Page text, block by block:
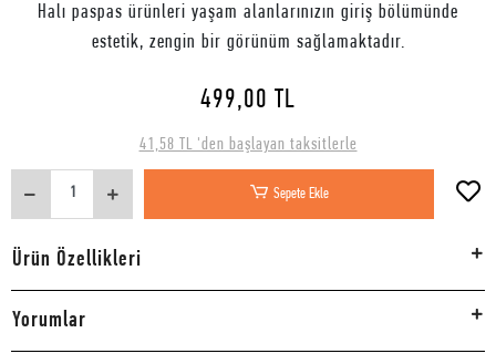
Halı paspas ürünleri yaşam alanlarınızın giriş bölümünde
estetik, zengin bir görünüm sağlamaktadır.
499,00 TL
41,58 TL 'den başlayan taksitlerle
Sepete Ekle
Ürün Özellikleri
Yorumlar